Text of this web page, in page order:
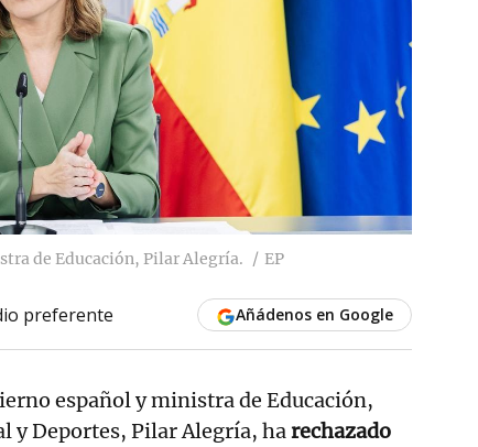
de Educación, Pilar Alegría. EP
preferente Añádenos en Google
español y ministra de Educación,
y Deportes, Pilar Alegría, harechazado